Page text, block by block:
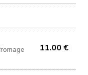
11.00 €